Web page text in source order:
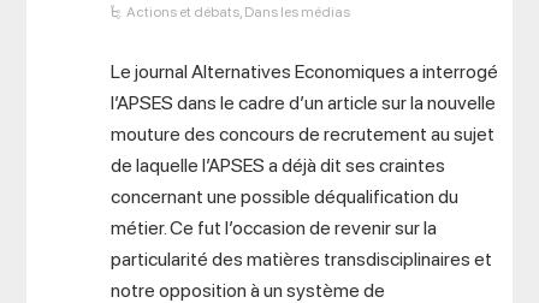
Actions et débats, Dans les médias
Le journal Alternatives Economiques a interrogé
l’APSES dans le cadre d’un article sur la nouvelle
mouture des concours de recrutement au sujet
de laquelle l’APSES a déjà dit ses craintes
concernant une possible déqualification du
métier. Ce fut l’occasion de revenir sur la
particularité des matières transdisciplinaires et
notre opposition à un système de